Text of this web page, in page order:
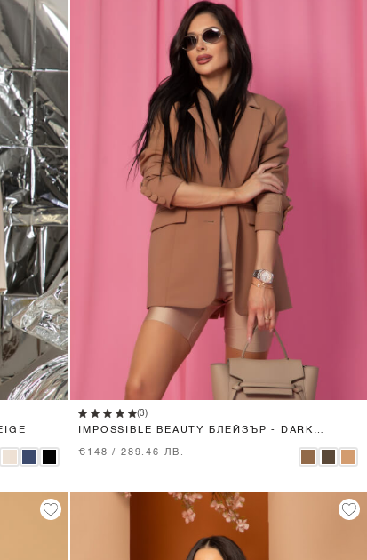
XS M
(3)
IMPOSSIBLE BEAUTY БЛЕЙЗЪР - DARK
€148 / 289.46 ЛВ.